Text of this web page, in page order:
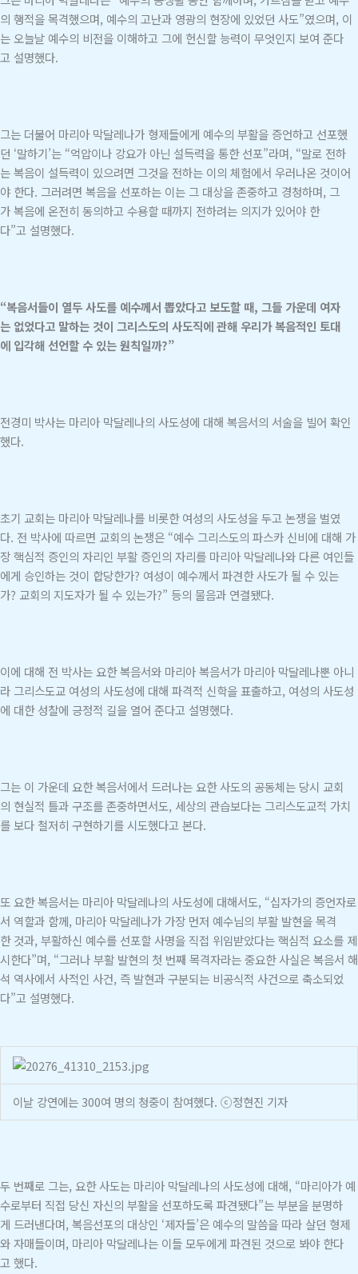
의 행적을 목격했으며, 예수의 고난과 영광의 현장에 있었던 사도”였으며, 이
는 오늘날 예수의 비전을 이해하고 그에 헌신할 능력이 무엇인지 보여 준다
고 설명했다.
그는 더불어 마리아 막달레나가 형제들에게 예수의 부활을 증언하고 선포했
던 ‘말하기’는 “억압이나 강요가 아닌 설득력을 통한 선포”라며, “말로 전하
는 복음이 설득력이 있으려면 그것을 전하는 이의 체험에서 우러나온 것이어
야 한다. 그러려면 복음을 선포하는 이는 그 대상을 존중하고 경청하며, 그
가 복음에 온전히 동의하고 수용할 때까지 전하려는 의지가 있어야 한
다”고 설명했다.
“복음서들이 열두 사도를 예수께서 뽑았다고 보도할 때, 그들 가운데 여자
는 없었다고 말하는 것이 그리스도의 사도직에 관해 우리가 복음적인 토대
에 입각해 선언할 수 있는 원칙일까?”
전경미 박사는 마리아 막달레나의 사도성에 대해 복음서의 서술을 빌어 확인
했다.
초기 교회는 마리아 막달레나를 비롯한 여성의 사도성을 두고 논쟁을 벌였
다. 전 박사에 따르면 교회의 논쟁은 “예수 그리스도의 파스카 신비에 대해 가
장 핵심적 증인의 자리인 부활 증인의 자리를 마리아 막달레나와 다른 여인들
에게 승인하는 것이 합당한가? 여성이 예수께서 파견한 사도가 될 수 있는
가? 교회의 지도자가 될 수 있는가?” 등의 물음과 연결됐다.
이에 대해 전 박사는 요한 복음서와 마리아 복음서가 마리아 막달레나뿐 아니
라 그리스도교 여성의 사도성에 대해 파격적 신학을 표출하고, 여성의 사도성
에 대한 성찰에 긍정적 길을 열어 준다고 설명했다.
그는 이 가운데 요한 복음서에서 드러나는 요한 사도의 공동체는 당시 교회
의 현실적 틀과 구조를 존중하면서도, 세상의 관습보다는 그리스도교적 가치
를 보다 철저히 구현하기를 시도했다고 본다.
또 요한 복음서는 마리아 막달레나의 사도성에 대해서도, “십자가의 증언자로
서 역할과 함께, 마리아 막달레나가 가장 먼저 예수님의 부활 발현을 목격
한 것과, 부활하신 예수를 선포할 사명을 직접 위임받았다는 핵심적 요소를 제
시한다”며, “그러나 부활 발현의 첫 번째 목격자라는 중요한 사실은 복음서 해
석 역사에서 사적인 사건, 즉 발현과 구분되는 비공식적 사건으로 축소되었
다”고 설명했다.
이날 강연에는 300여 명의 청중이 참여했다. ⓒ정현진 기자
두 번째로 그는, 요한 사도는 마리아 막달레나의 사도성에 대해, “마리아가 예
수로부터 직접 당신 자신의 부활을 선포하도록 파견됐다”는 부분을 분명하
게 드러낸다며, 복음선포의 대상인 ‘제자들’은 예수의 말씀을 따라 살던 형제
와 자매들이며, 마리아 막달레나는 이들 모두에게 파견된 것으로 봐야 한다
고 했다.